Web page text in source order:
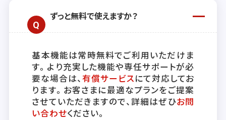
ずっと無料で使えますか？
基本機能は常時無料でご利用いただけま
す。より充実した機能や専任サポートが必
要な場合は、有償サービスにて対応してお
ります。お客さまに最適なプランをご提案
させていただきますので、詳細はぜひお問
い合わせください。